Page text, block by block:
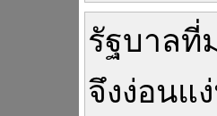
รัฐบาลที่
จึงง่อนแ